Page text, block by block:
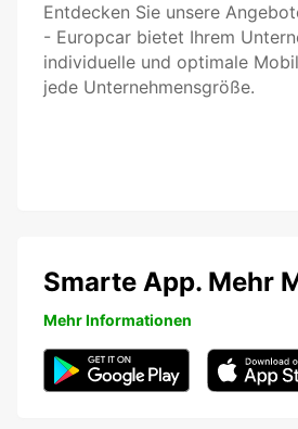
Entdecken Sie unsere
- Europcar bietet Ihrem
individuelle und optimale
jede Unternehmensgröße.
Smarte App. Mehr
Mehr Informationen